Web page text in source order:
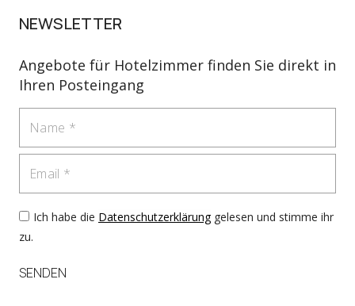
NEWSLETTER
Angebote für Hotelzimmer finden Sie direkt in
Ihren Posteingang
Ich habe die Datenschutzerklärunggelesen und stimme ihr
zu.
SENDEN